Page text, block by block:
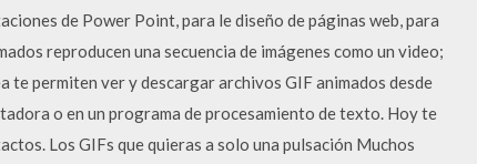
de Power Point, para le diseño de páginas web, para
reproducen una secuencia de imágenes como un video;
te permiten ver y descargar archivos GIF animados desde
o en un programa de procesamiento de texto. Hoy te
Los GIFs que quieras a solo una pulsación Muchos